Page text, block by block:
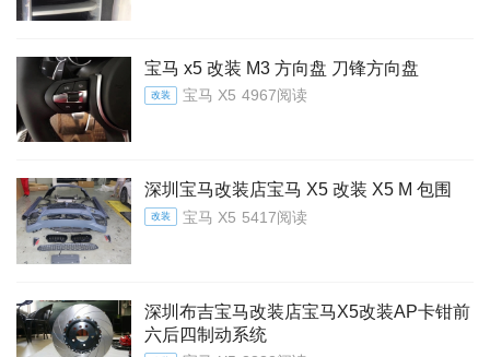
宝马 x5 改装 M3 方向盘 刀锋方向盘
改装 宝马 X5 4967阅读
深圳宝马改装店宝马 X5 改装 X5 M 包围
改装 宝马 X5 5417阅读
深圳布吉宝马改装店宝马X5改装AP卡钳前
六后四制动系统